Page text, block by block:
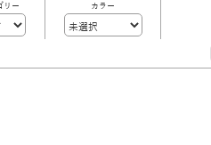
リー カラー